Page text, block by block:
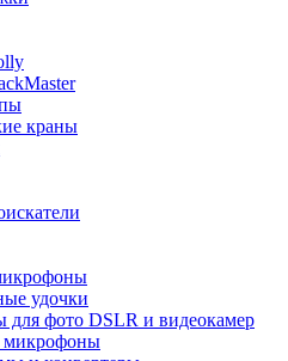
краны
удочки
фото DSLR и видеокамер
микрофоны